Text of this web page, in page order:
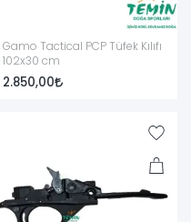
Gamo Tactical PCP Tüfek Kılıfı
102x30 cm
2.850,00